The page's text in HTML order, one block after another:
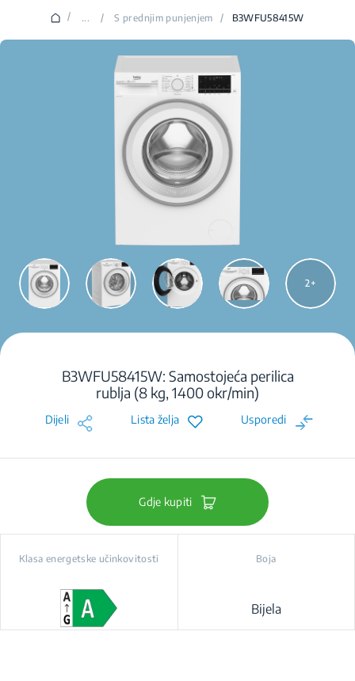
/ ... / S prednjim punjenjem / B3WFU58415W
2
B3WFU58415W: Samostojeća perilica
rublja (8 kg, 1400 okr/min)
Dijeli Lista želja Usporedi
Gdje kupiti
Klasa energetske učinkovitosti Boja
Bijela